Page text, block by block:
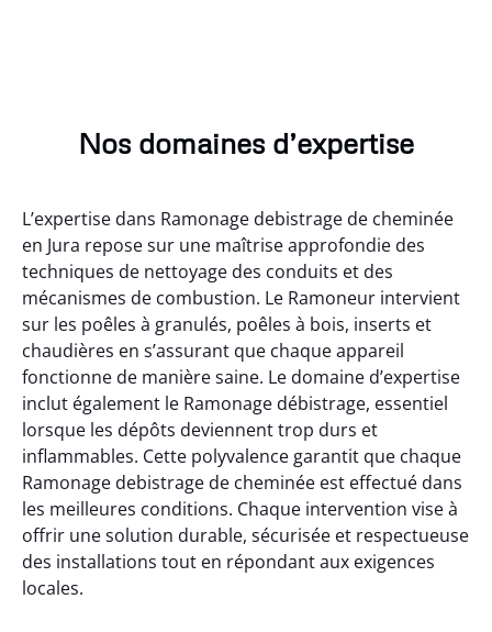
Nos domaines d’expertise
L’expertise dans Ramonage debistrage de cheminée
en Jura repose sur une maîtrise approfondie des
techniques de nettoyage des conduits et des
mécanismes de combustion. Le Ramoneur intervient
sur les poêles à granulés, poêles à bois, inserts et
chaudières en s’assurant que chaque appareil
fonctionne de manière saine. Le domaine d’expertise
inclut également le Ramonage débistrage, essentiel
lorsque les dépôts deviennent trop durs et
inflammables. Cette polyvalence garantit que chaque
Ramonage debistrage de cheminée est effectué dans
les meilleures conditions. Chaque intervention vise à
offrir une solution durable, sécurisée et respectueuse
des installations tout en répondant aux exigences
locales.